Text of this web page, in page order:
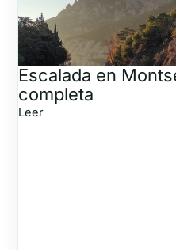
Escalada en
completa
Leer